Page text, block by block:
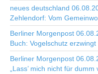
neues deutschland
Zehlendorf: Vom
Berliner Morgenpost
Buch: Vogelschutz
Berliner Morgenpost
„Lass’ mich nicht für